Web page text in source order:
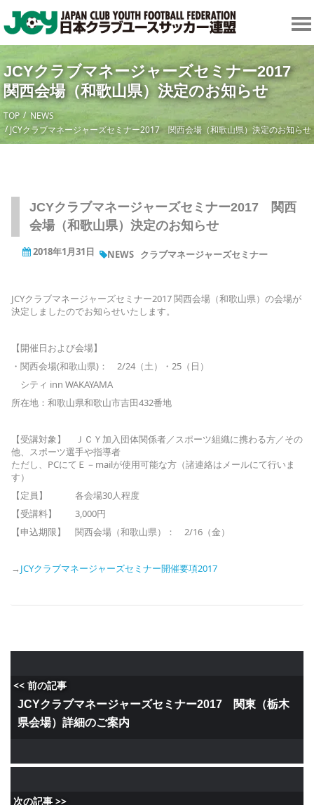
JCYクラブマネージャーズセミナー2017
関西会場（和歌山県）決定のお知らせ
TOP
NEWS
JCYクラブマネージャーズセミナー2017 関西会場（和歌山県）決定のお知らせ
JCYクラブマネージャーズセミナー2017 関西
会場（和歌山県）決定のお知らせ
2018年1月31日 NEWS クラブマネージャーズセミナー
JCYクラブマネージャーズセミナー2017 関西会場（和歌山県）の会場が
決定しましたのでお知らせいたします。
【開催日および会場】
・関西会場(和歌山県)： 2/24（土）・25（日）
シティ inn WAKAYAMA
所在地：和歌山県和歌山市吉田432番地
【受講対象】 ＪＣＹ加入団体関係者／スポーツ組織に携わる方／その
他、スポーツ選手や指導者
ただし、PCにてＥ－mailが使用可能な方（諸連絡はメールにて行いま
す）
【定員】 各会場30人程度
【受講料】 3,000円
【申込期限】 関西会場（和歌山県）： 2/16（金）
→ JCYクラブマネージャーズセミナー開催要項2017
<< 前の記事
JCYクラブマネージャーズセミナー2017 関東（栃木
県会場）詳細のご案内
次の記事 >>